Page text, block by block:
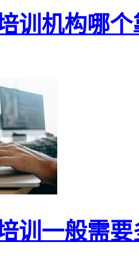
训机构哪个
训一般需要